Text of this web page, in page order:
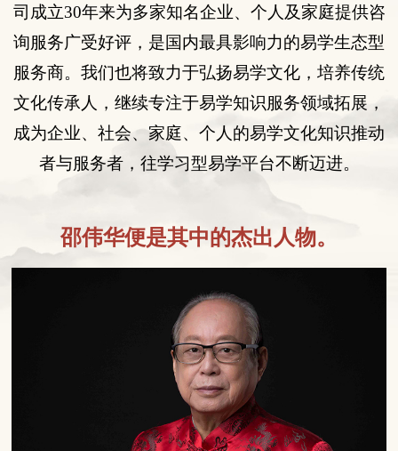
司 成立30年来为多家知名企业、 个人 及家庭提供咨
询服务广受好评 ，是国内最具影响力的易学生态型
服务商。我们也将致力于弘扬易学文化，培养传统
文化传承人，继续专注于易学知识服务领域拓展，
成为企业、社会、家庭、个人的易学文化知识推动
者与服务者，往学习型易学平台不断迈进。
邵伟华便是其中的杰出人物。